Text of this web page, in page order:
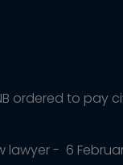
ordered to pay
lawyer - 6